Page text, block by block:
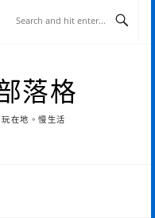
落格
在地。慢生活